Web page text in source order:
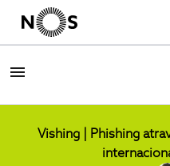
Vishing | Phishing